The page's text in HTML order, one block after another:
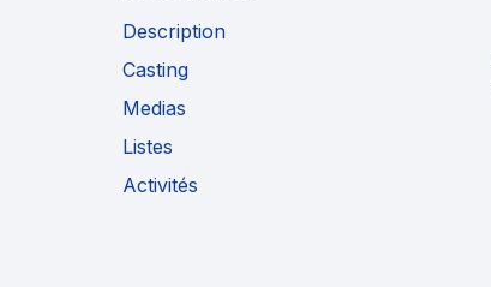
Description
Casting
Medias
Listes
Activités